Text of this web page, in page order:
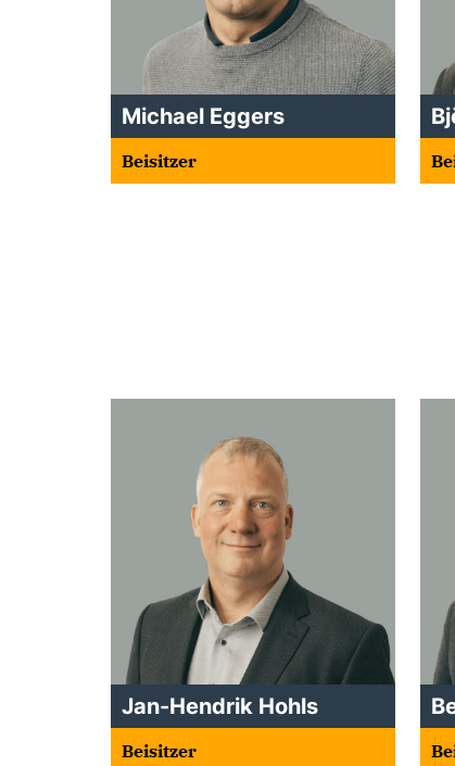
Michael Eggers
Beisitzer
Jan-Hendrik Hohls
Beisitzer